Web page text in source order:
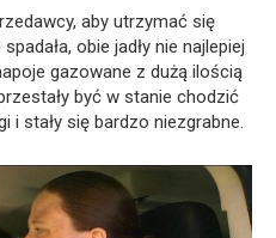
aby utrzymać się
obie jadły nie najlepiej
gazowane z dużą ilością
być w stanie chodzić
i stały się bardzo niezgrabne.